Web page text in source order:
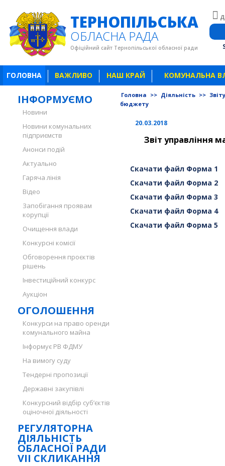
ТЕРНОПІЛЬСЬКА
ОБЛАСНА РАДА
Офіційний сайт Тернопільської обласної ради
ГОЛОВНА ВАЖЛИВО НАШ КРАЙ КОМУНАЛЬНА
ІНФОРМУЄМО
Новини
Новини комунальних
підприємств
Анонси подій
Актуально
Гаряча лінія
Відео
Запобігання проявам
корупції
Очищення влади
Конкурсні комісії
Обговорення проєктів
рішень
Інвестиційний конкурс
Аукціон
ОГОЛОШЕННЯ
Конкурси на право оренди
комунального майна
Інформує РВ ФДМУ
На вимогу суду
Тендерні пропозиції
Державні закупівлі
Конкурсний відбір суб’єктів
оціночної діяльності
РЕГУЛЯТОРНА
ДІЯЛЬНІСТЬ
ОБЛАСНОЇ РАДИ
VII СКЛИКАННЯ
Головна >> Діяльність >>
бюджету
20.03.2018
Звіт управління
Скачати файл Форма 1
Скачати файл Форма 2
Скачати файл Форма 3
Скачати файл Форма 4
Скачати файл Форма 5